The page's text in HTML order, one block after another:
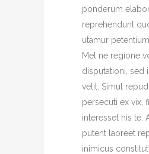
ponderum
reprehendunt
utamur
Mel ne regione
disputationi, sed
velit. Simul
persecuti ex vix,
interesset his te.
putent laoreet
inimicus